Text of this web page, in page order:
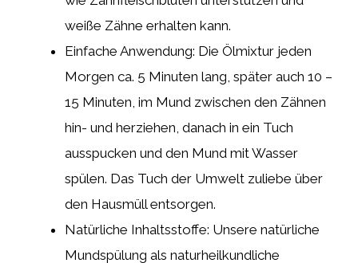
weiße Zähne erhalten kann.
Einfache Anwendung: Die Ölmixtur jeden
Morgen ca. 5 Minuten lang, später auch 10 –
15 Minuten, im Mund zwischen den Zähnen
hin- und herziehen, danach in ein Tuch
ausspucken und den Mund mit Wasser
spülen. Das Tuch der Umwelt zuliebe über
den Hausmüll entsorgen.
Natürliche Inhaltsstoffe: Unsere natürliche
Mundspülung als naturheilkundliche